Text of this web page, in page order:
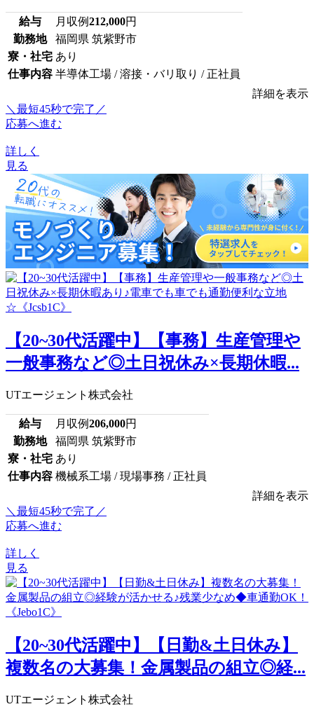
給与 月収例212,000円
勤務地
福岡県 筑紫野市
寮・社宅 あり
仕事内容 半導体工場 / 溶接・バリ取り / 正社員
詳細を表示
＼最短45秒で完了／
応募へ進む
詳しく
見る
【20~30代活躍中】【事務】生産管理や
一般事務など◎土日祝休み×長期休暇...
UTエージェント株式会社
給与 月収例206,000円
勤務地
福岡県 筑紫野市
寮・社宅 あり
仕事内容 機械系工場 / 現場事務 / 正社員
詳細を表示
＼最短45秒で完了／
応募へ進む
詳しく
見る
【20~30代活躍中】【日勤&土日休み】
複数名の大募集！金属製品の組立◎経...
UTエージェント株式会社